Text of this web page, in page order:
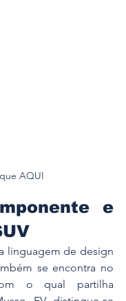
AQUI
e
linguagem de design
o qual partilha